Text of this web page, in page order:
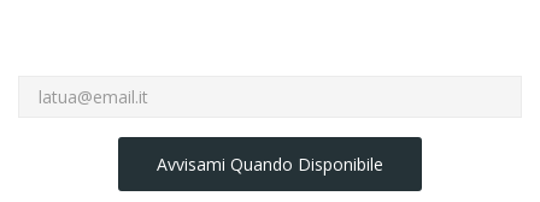
Avvisami Quando Disponibile